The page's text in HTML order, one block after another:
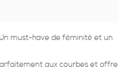
must-have de féminité et un
aux courbes et offre